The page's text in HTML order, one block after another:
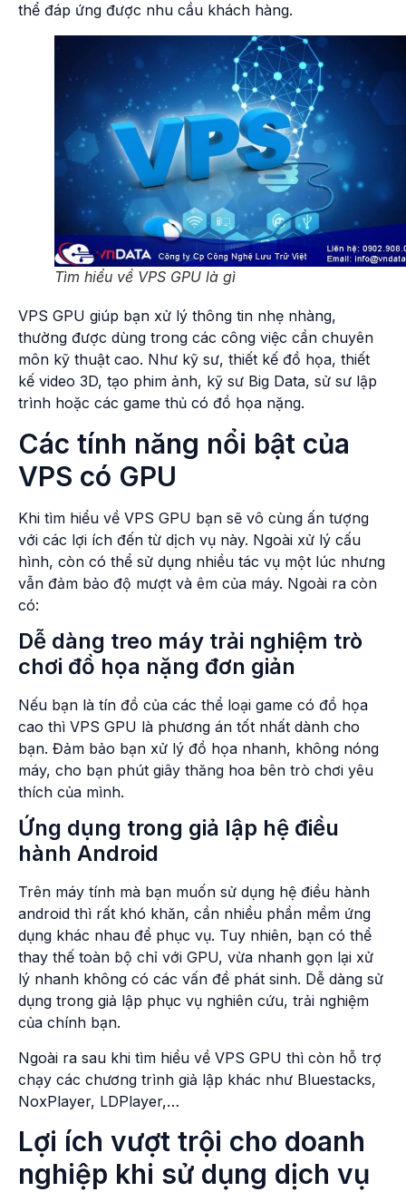
thể đáp ứng được nhu cầu khách hàng.
Tìm hiểu về VPS GPU là gì
VPS GPU giúp bạn xử lý thông tin nhẹ nhàng,
thường được dùng trong các công việc cần chuyên
môn kỹ thuật cao. Như kỹ sư, thiết kế đồ họa, thiết
kế video 3D, tạo phim ảnh, kỹ sư Big Data, sử sư lập
trình hoặc các game thủ có đồ họa nặng.
Các tính năng nổi bật của
VPS có GPU
Khi tìm hiểu về VPS GPU bạn sẽ vô cùng ấn tượng
với các lợi ích đến từ dịch vụ này. Ngoài xử lý cấu
hình, còn có thể sử dụng nhiều tác vụ một lúc nhưng
vẫn đảm bảo độ mượt và êm của máy. Ngoài ra còn
có:
Dễ dàng treo máy trải nghiệm trò
chơi đồ họa nặng đơn giản
Nếu bạn là tín đồ của các thể loại game có đồ họa
cao thì VPS GPU là phương án tốt nhất dành cho
bạn. Đảm bảo bạn xử lý đồ họa nhanh, không nóng
máy, cho bạn phút giây thăng hoa bên trò chơi yêu
thích của mình.
Ứng dụng trong giả lập hệ điều
hành Android
Trên máy tính mà bạn muốn sử dụng hệ điều hành
android thì rất khó khăn, cần nhiều phần mềm ứng
dụng khác nhau để phục vụ. Tuy nhiên, bạn có thể
thay thế toàn bộ chỉ với GPU, vừa nhanh gọn lại xử
lý nhanh không có các vấn đề phát sinh. Dễ dàng sử
dụng trong giả lập phục vụ nghiên cứu, trải nghiệm
của chính bạn.
Ngoài ra sau khi tìm hiểu về VPS GPU thì còn hỗ trợ
chạy các chương trình giả lập khác như Bluestacks,
NoxPlayer, LDPlayer,…
Lợi ích vượt trội cho doanh
nghiệp khi sử dụng dịch vụ